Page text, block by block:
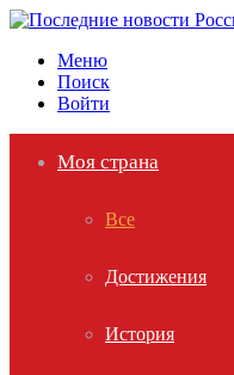
Меню
Поиск
Войти
Моя страна
Все
Достижения
История